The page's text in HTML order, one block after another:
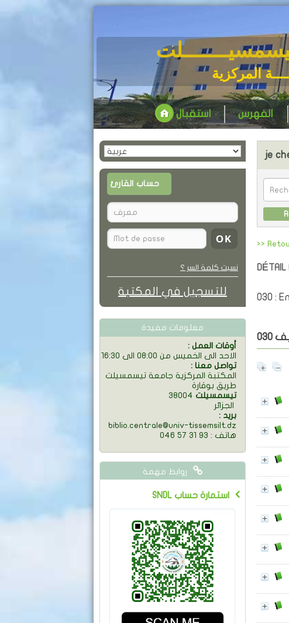
المركزية
الفهرس استقبال
je
>>
DÉTAIL
030 :
حساب القارئ
نسيت كلمة السر ؟
للتسجيل في المكتبة
معلومات مفيدة
: أوقات العمل
الاحد الى الخميس من 08:00 الى 16:30
: تواصل معنا
المكتبة المركزية جامعة تيسمسيلت
طريق بوقارة
38004 تيسمسيلت
: بريد
biblio.centrale@univ-tissemsilt.dz
046 57 31 93 : هاتف
روابط مهمة
SNDL استمارة حساب